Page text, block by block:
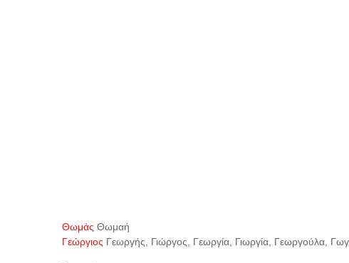
Θωμάς Θωμαή
Γεώργιος Γεωργής, Γιώργος, Γεωργία, Γιωργία, Γεωργούλα,